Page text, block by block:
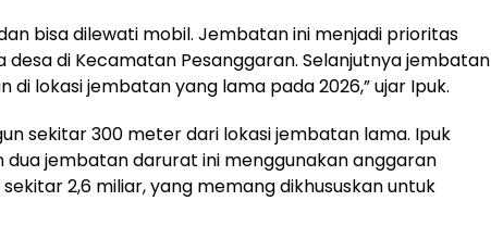
bisa dilewati mobil. Jembatan ini menjadi prioritas
di Kecamatan Pesanggaran. Selanjutnya jembatan
lokasi jembatan yang lama pada 2026,” ujar Ipuk.
sekitar 300 meter dari lokasi jembatan lama. Ipuk
jembatan darurat ini menggunakan anggaran
2,6 miliar, yang memang dikhususkan untuk